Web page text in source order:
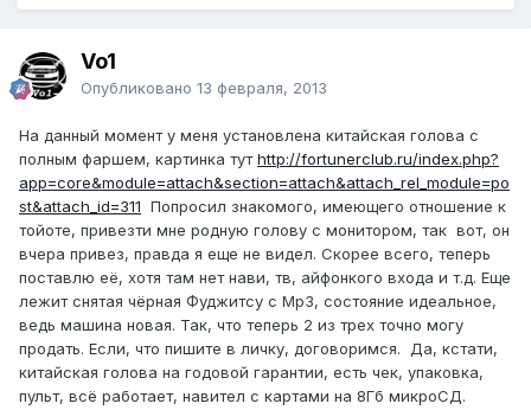
Vo1
Опубликовано 13 февраля, 2013
На данный момент у меня установлена китайская голова с
полным фаршем, картинка тутhttp://fortunerclub.ru/index.php?
app=core&module=attach&section=attach&attach_rel_module=po
st&attach_id=311 Попросил знакомого, имеющего отношение к
тойоте, привезти мне родную голову с монитором, так вот, он
вчера привез, правда я еще не видел. Скорее всего, теперь
поставлю её, хотя там нет нави, тв, айфонкого входа и т.д. Еще
лежит снятая чёрная Фуджитсу с Мр3, состояние идеальное,
ведь машина новая. Так, что теперь 2 из трех точно могу
продать. Если, что пишите в личку, договоримся. Да, кстати,
китайская голова на годовой гарантии, есть чек, упаковка,
пульт, всё работает, навител с картами на 8Гб микроСД.